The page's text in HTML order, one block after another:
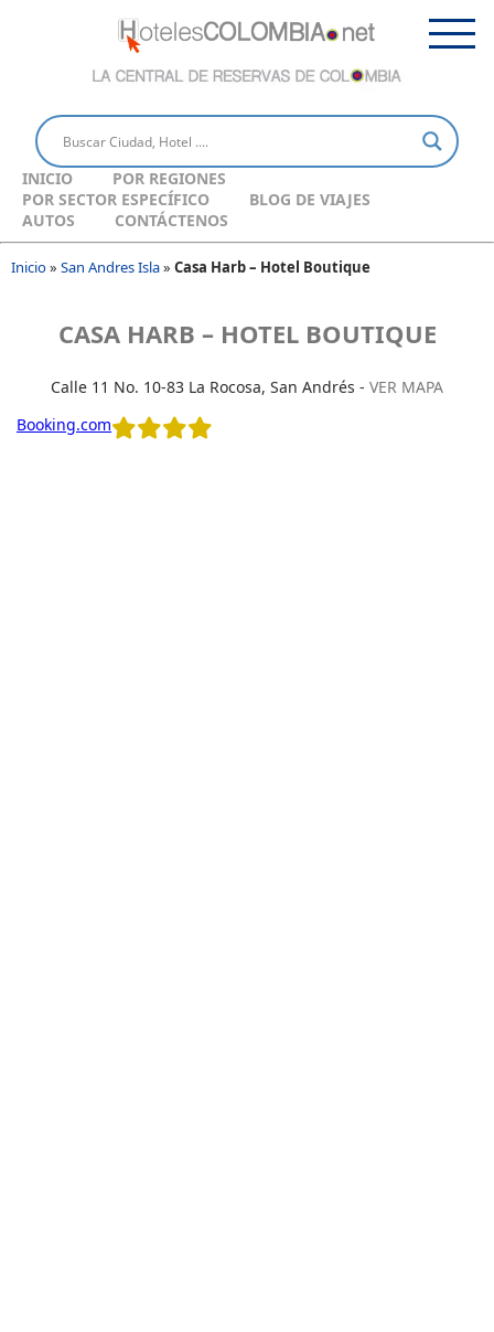
INICIO
POR REGIONES
POR SECTOR ESPECÍFICO
BLOG DE VIAJES
AUTOS
CONTÁCTENOS
Inicio» San Andres Isla» Casa Harb – Hotel Boutique
CASA HARB – HOTEL BOUTIQUE
Calle 11 No. 10-83 La Rocosa, San Andrés - VER MAPA
Booking.com